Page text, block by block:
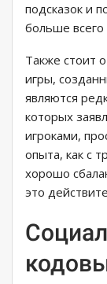
подсказок и
больше всего
Также стоит
игры,
являются
которых
игроками,
опыта, как с
хорошо
это